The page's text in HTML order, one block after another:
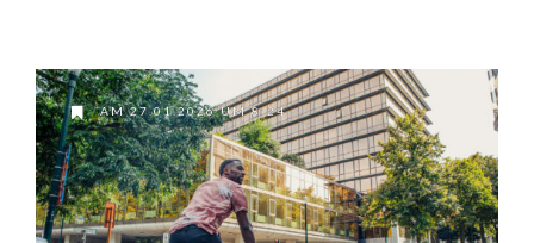
AM 27.01.2026 UM 8:24